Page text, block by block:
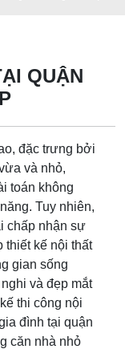
QUẬN
đặc trưng bởi
và nhỏ,
toán không
Tuy nhiên,
chấp nhận sự
thiết kế nội thất
gian sống
và đẹp mắt
thi công nội
đình tại quận
căn nhà nhỏ